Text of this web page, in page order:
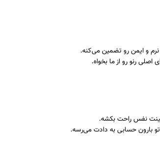
و ایمن رو تضمین می‌کنه.
رنو رو از ما بخواه.
نفس راحت بکشه.
بارون حسابی به دادت می‌رسه.